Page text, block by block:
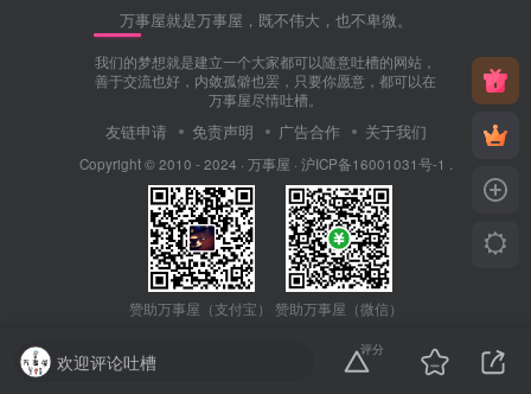
万事屋就是万事屋，既不伟大，也不卑微。
我们的梦想就是建立一个大家都可以随意吐槽的网站，
善于交流也好，内敛孤僻也罢，只要你愿意，都可以在
万事屋尽情吐槽。
友链申请 免责声明 广告合作 关于我们
Copyright © 2010 - 2024 · 万事屋 · 沪ICP备16001031号-1
赞助万事屋（支付宝） 赞助万事屋（微信）
欢迎评论吐槽
评分